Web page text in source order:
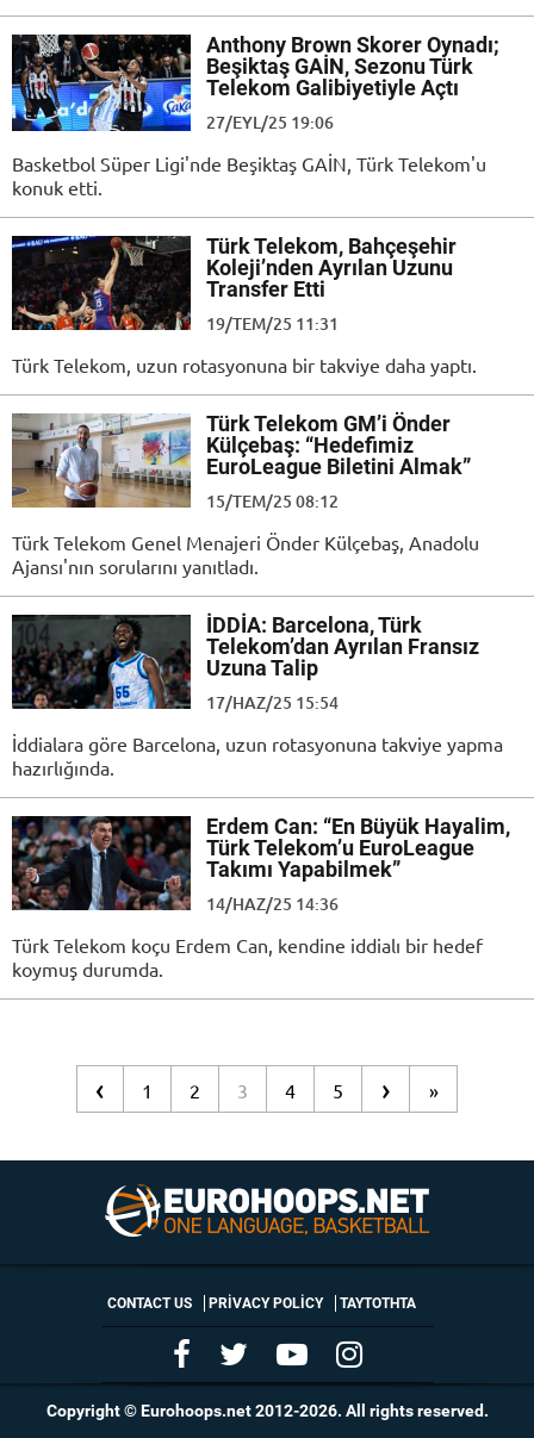
Anthony Brown Skorer Oynadı;
Beşiktaş GAİN, Sezonu Türk
Telekom Galibiyetiyle Açtı
27/EYL/25 19:06
Basketbol Süper Ligi'nde Beşiktaş GAİN, Türk Telekom'u
konuk etti.
Türk Telekom, Bahçeşehir
Koleji’nden Ayrılan Uzunu
Transfer Etti
19/TEM/25 11:31
Türk Telekom, uzun rotasyonuna bir takviye daha yaptı.
Türk Telekom GM’i Önder
Külçebaş: “Hedefimiz
EuroLeague Biletini Almak”
15/TEM/25 08:12
Türk Telekom Genel Menajeri Önder Külçebaş, Anadolu
Ajansı'nın sorularını yanıtladı.
İDDİA: Barcelona, Türk
Telekom’dan Ayrılan Fransız
Uzuna Talip
17/HAZ/25 15:54
İddialara göre Barcelona, uzun rotasyonuna takviye yapma
hazırlığında.
Erdem Can: “En Büyük Hayalim,
Türk Telekom’u EuroLeague
Takımı Yapabilmek”
14/HAZ/25 14:36
Türk Telekom koçu Erdem Can, kendine iddialı bir hedef
koymuş durumda.
‹ 1 2 3 4 5 › »
CONTACT US PRIVACY POLICY ΤΑΥΤΟΤΗΤΑ
Copyright © Eurohoops.net 2012-2026. All rights reserved.